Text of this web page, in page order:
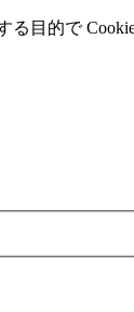
⽬的で